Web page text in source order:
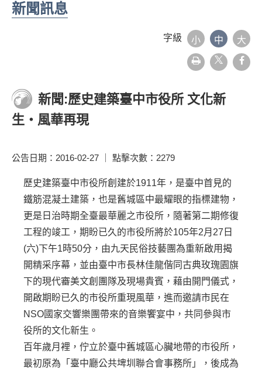
新聞訊息
字級 小 中 大
友
善
新聞:歷史建築臺中市役所 文化新
生‧風華再現
公告日期：2016-02-27 ｜ 點擊次數：2279
歷史建築臺中市役所創建於1911年，是臺中首見的
鐵筋混凝土建築，也是舊城區中最耀眼的指標建物，
更是日治時期全臺最華麗之市役所，隨著第二期修復
工程的竣工，期盼已久的市役所將於105年2月27日
(六)下午1時50分，由九天民俗技藝團為重新啟用揭
開精采序幕，並由臺中市長林佳龍偕同古典玫瑰園旗
下的現代審美文創團隊及現場貴賓，藉由開門儀式，
開啟期盼已久的市役所重現風華，進而邀請市民在
NSO國家交響樂團帶來的音樂饗宴中，共同參與市
役所的文化新生。
百年歲月裡，佇立於臺中舊城區心臟地帶的市役所，
最初原為「臺中廳公共埤圳聯合會事務所」，後成為